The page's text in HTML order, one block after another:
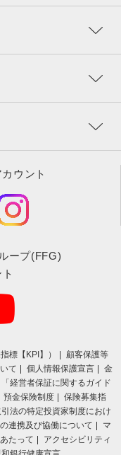
ウント
ープ(FFG)
標【KPI】）
顧客保護等
て 個人情報保護宣言
金
「経営者保証に関するガイド
預金保険制度
保険募集指
法の特定投資家制度におけ
連携及び協働について
マ
たって
アクセシビリティ